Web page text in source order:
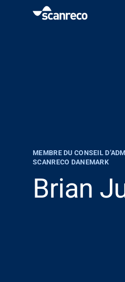
MEMBRE DU CONSEIL
SCANRECO DANEMARK
Brian